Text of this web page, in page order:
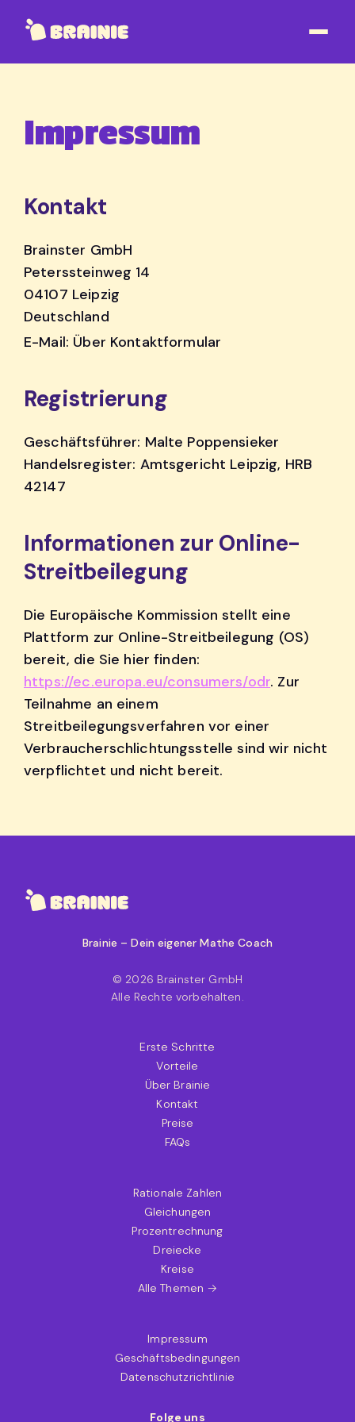
Impressum
Kontakt
Brainster GmbH
Peterssteinweg 14
04107 Leipzig
Deutschland
E-Mail: Über Kontaktformular
Registrierung
Geschäftsführer: Malte Poppensieker
Handelsregister: Amtsgericht Leipzig, HRB
42147
Informationen zur Online-
Streitbeilegung
Die Europäische Kommission stellt eine
Plattform zur Online-Streitbeilegung (OS)
bereit, die Sie hier finden:
https://ec.europa.eu/consumers/odr. Zur
Teilnahme an einem
Streitbeilegungsverfahren vor einer
Verbraucherschlichtungsstelle sind wir nicht
verpflichtet und nicht bereit.
Brainie – Dein eigener Mathe Coach
© 2026 Brainster GmbH
Alle Rechte vorbehalten.
Erste Schritte
Vorteile
Über Brainie
Kontakt
Preise
FAQs
Rationale Zahlen
Gleichungen
Prozentrechnung
Dreiecke
Kreise
Alle Themen →
Impressum
Geschäftsbedingungen
Datenschutzrichtlinie
Folge uns